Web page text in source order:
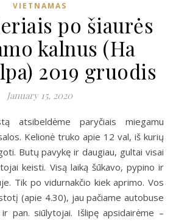
VIETNAMAS
po šiaurės
kalnus (Ha
2019 gruodis
January 15, 2020
Kelionė truko apie 12 val, iš kurių
Butų pavykę ir daugiau, gultai visai
keisti. Visą laiką šūkavo, pypino ir
Tik po vidurnakčio kiek aprimo. Vos
(apie 4.30), jau pačiame autobuse
pan. siūlytojai. Išlipę apsidairėme –